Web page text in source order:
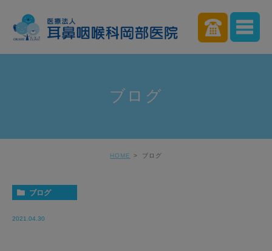
ブログ
HOME ブログ
ブログ
2021.04.30